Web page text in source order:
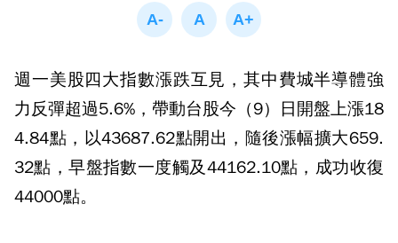
週一美股四大指數漲跌互見，其中費城半導體強
力反彈超過5.6%，帶動台股今（9）日開盤上漲18
4.84點，以43687.62點開出，隨後漲幅擴大659.
32點，早盤指數一度觸及44162.10點，成功收復
44000點。